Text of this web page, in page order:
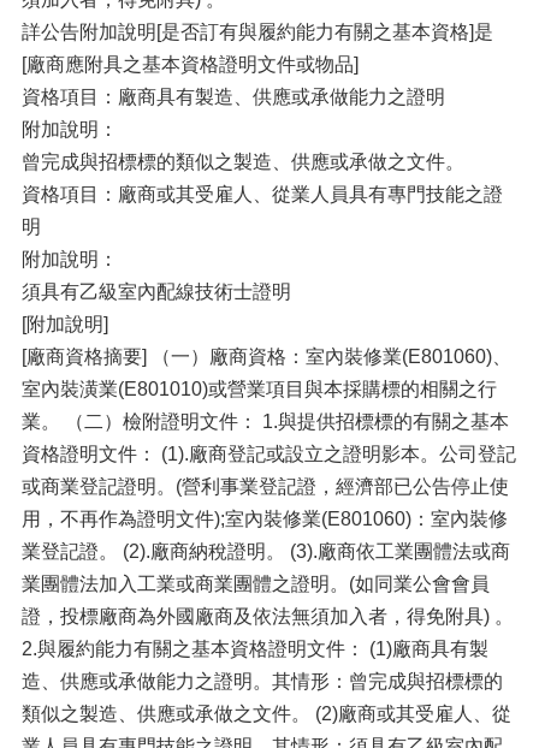
詳公告附加說明[是否訂有與履約能力有關之基本資格]是
[廠商應附具之基本資格證明文件或物品]
資格項目：廠商具有製造、供應或承做能力之證明
附加說明：
曾完成與招標標的類似之製造、供應或承做之文件。
資格項目：廠商或其受雇人、從業人員具有專門技能之證
明
附加說明：
須具有乙級室內配線技術士證明
[附加說明]
[廠商資格摘要] （一）廠商資格：室內裝修業(E801060)、
室內裝潢業(E801010)或營業項目與本採購標的相關之行
業。 （二）檢附證明文件： 1.與提供招標標的有關之基本
資格證明文件： (1).廠商登記或設立之證明影本。公司登記
或商業登記證明。(營利事業登記證，經濟部已公告停止使
用，不再作為證明文件);室內裝修業(E801060)：室內裝修
業登記證。 (2).廠商納稅證明。 (3).廠商依工業團體法或商
業團體法加入工業或商業團體之證明。(如同業公會會員
證，投標廠商為外國廠商及依法無須加入者，得免附具) 。
2.與履約能力有關之基本資格證明文件： (1)廠商具有製
造、供應或承做能力之證明。其情形：曾完成與招標標的
類似之製造、供應或承做之文件。 (2)廠商或其受雇人、從